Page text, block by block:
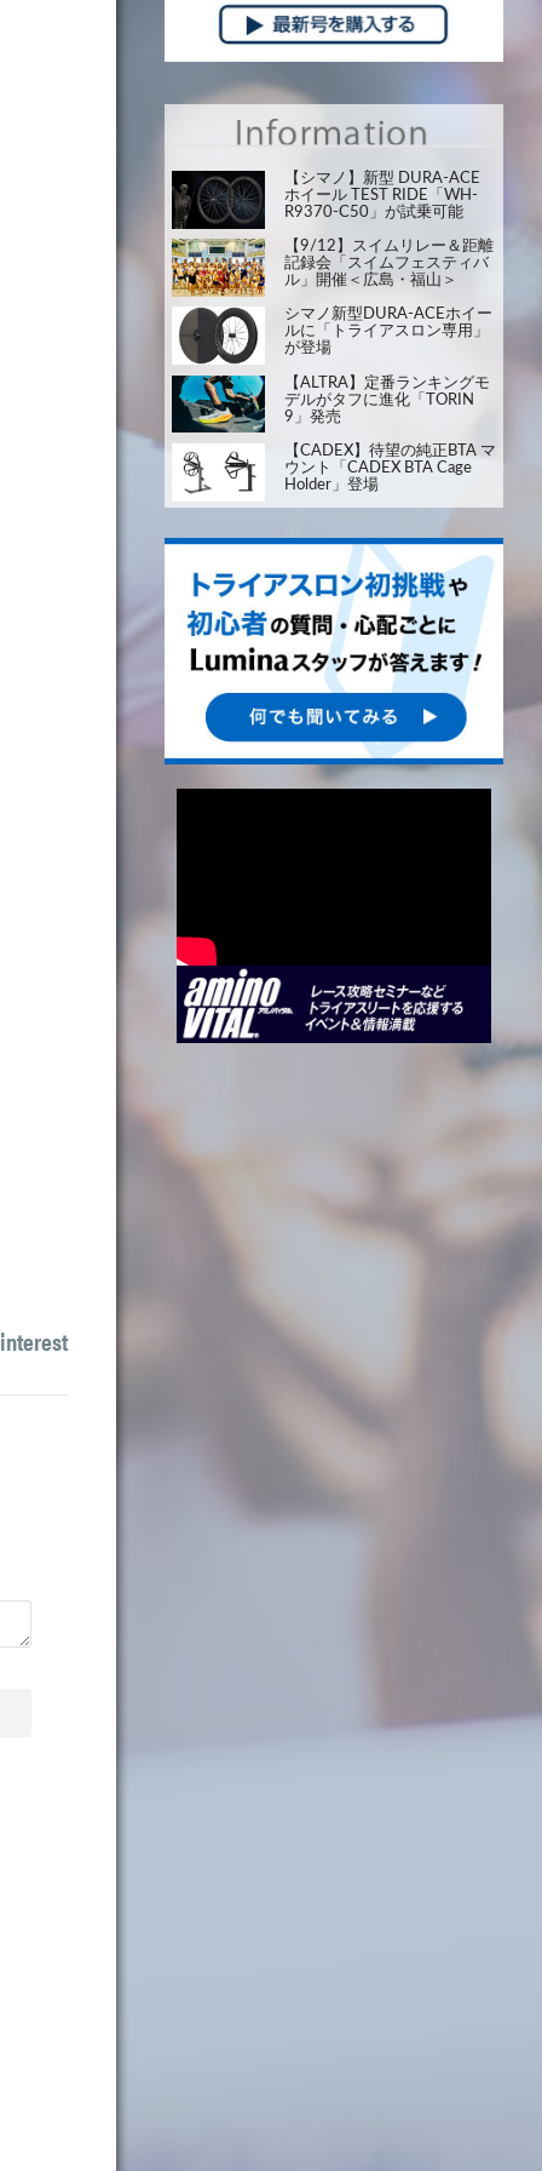
【シマノ】新型 DURA-ACE
ホイール TEST RIDE「WH-
R9370-C50」が試乗可能
【9/12】スイムリレー＆距離
記録会「スイムフェスティバ
ル」開催＜広島・福山＞
シマノ新型DURA-ACEホイー
ルに「トライアスロン専用」
が登場
【ALTRA】定番ランキングモ
デルがタフに進化「TORIN
9」発売
【CADEX】待望の純正BTA マ
ウント「CADEX BTA Cage
Holder」登場